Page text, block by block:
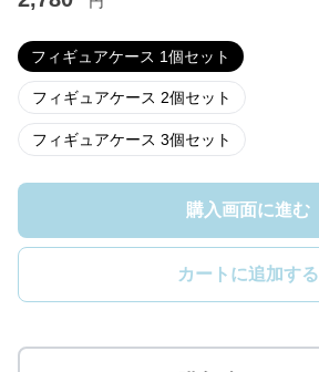
フィギュアケース 1個セット
フィギュアケース 2個セット
フィギュアケース 3個セット
購入画面に進む
カートに追加する